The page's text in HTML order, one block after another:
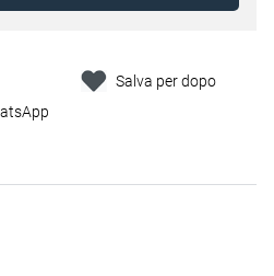
Salva per dopo